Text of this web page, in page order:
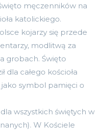
męczenników na
katolickiego.
kojarzy się przede
modlitwą za
grobach. Święto
dla całego kościoła
symbol pamięci o
wszystkich świętych w
W Kościele